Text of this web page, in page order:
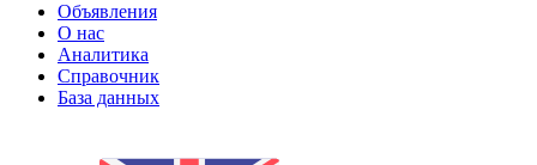
Объявления
О нас
Аналитика
Справочник
База данных